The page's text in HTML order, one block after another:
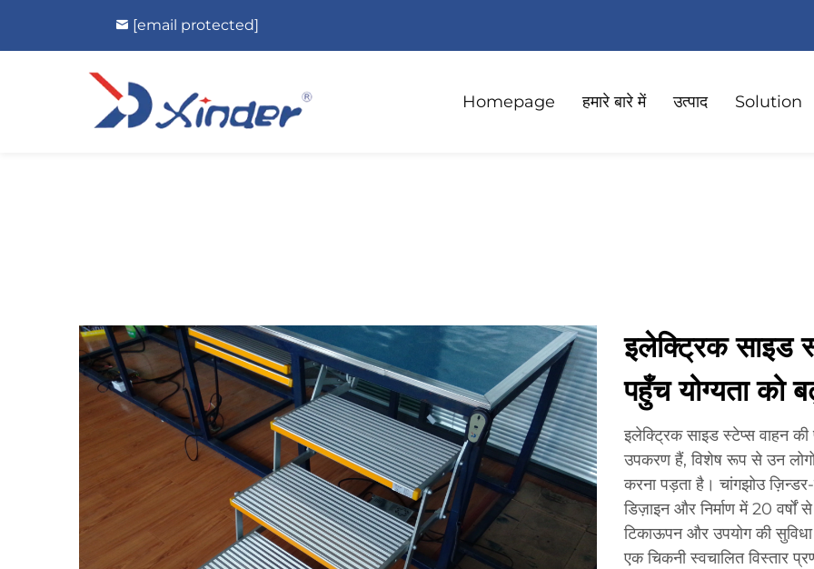
[email protected]
Homepage हमारे बारे में उत्पाद Solution
इलेक्ट्रिक साइड
पहुँच योग्यता को
इलेक्ट्रिक साइड स्टेप्स वाहन
उपकरण हैं, विशेष रूप से उन लोगों
करना पड़ता है। चांगझोउ
डिज़ाइन और निर्माण में 20
टिकाऊपन और उपयोग की सुविधा
एक चिकनी स्वचालित विस्तार